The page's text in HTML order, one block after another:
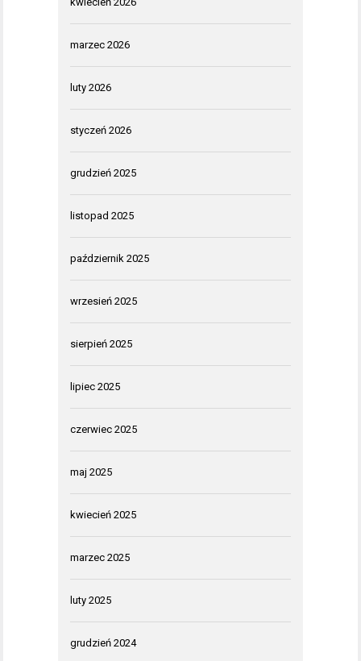
marzec 2026
luty 2026
styczeń 2026
grudzień 2025
listopad 2025
październik 2025
wrzesień 2025
sierpień 2025
lipiec 2025
czerwiec 2025
maj 2025
kwiecień 2025
marzec 2025
luty 2025
grudzień 2024